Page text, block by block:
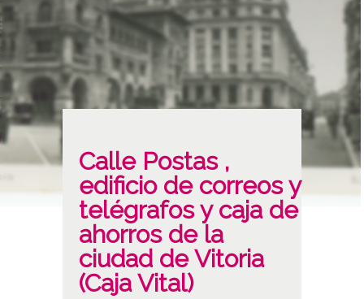
Calle Postas ,
edificio de correos y
telégrafos y caja de
ahorros de la
ciudad de Vitoria
(Caja Vital)